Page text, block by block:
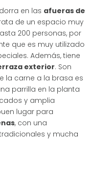
en las afueras de
de un espacio muy
200 personas, por
que es muy utilizado
Además, tiene
exterior. Son
la carne a la brasa es
parrilla en la planta
y amplia
lugar para
, con una
y mucha